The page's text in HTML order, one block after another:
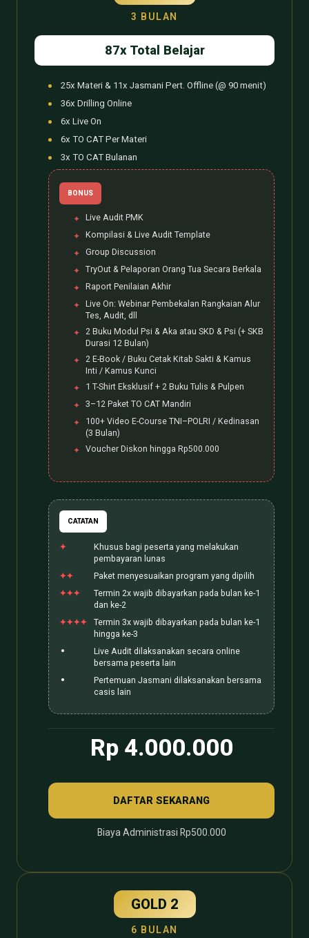
3 BULAN
87x Total Belajar
25x Materi & 11x Jasmani Pert. Offline (@ 90 menit)
36x Drilling Online
6x Live On
6x TO CAT Per Materi
3x TO CAT Bulanan
BONUS
Live Audit PMK
Kompilasi & Live Audit Template
Group Discussion
TryOut & Pelaporan Orang Tua Secara Berkala
Raport Penilaian Akhir
Live On: Webinar Pembekalan Rangkaian Alur
Tes, Audit, dll
2 Buku Modul Psi & Aka atau SKD & Psi (+ SKB
Durasi 12 Bulan)
2 E-Book / Buku Cetak Kitab Sakti & Kamus
Inti / Kamus Kunci
1 T-Shirt Eksklusif + 2 Buku Tulis & Pulpen
3–12 Paket TO CAT Mandiri
100+ Video E-Course TNI–POLRI / Kedinasan
(3 Bulan)
Voucher Diskon hingga Rp500.000
CATATAN
Khusus bagi peserta yang melakukan
pembayaran lunas
Paket menyesuaikan program yang dipilih
Termin 2x wajib dibayarkan pada bulan ke-1
dan ke-2
Termin 3x wajib dibayarkan pada bulan ke-1
hingga ke-3
Live Audit dilaksanakan secara online
bersama peserta lain
Pertemuan Jasmani dilaksanakan bersama
casis lain
Rp 4.000.000
DAFTAR SEKARANG
Biaya Administrasi Rp500.000
GOLD 2
6 BULAN